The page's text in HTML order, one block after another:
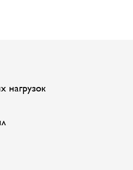
нагрузок